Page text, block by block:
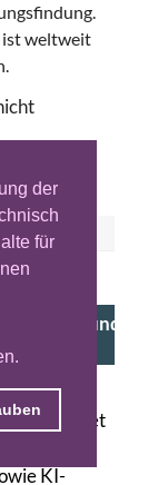
der
für
ist weltweit
und
bietet
KI-